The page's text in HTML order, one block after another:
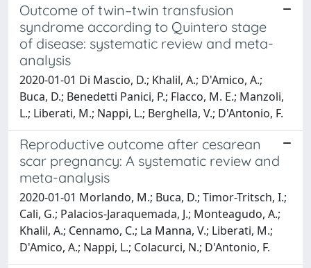
Outcome of twin–twin transfusion
syndrome according to Quintero stage
of disease: systematic review and meta-
analysis
2020-01-01 Di Mascio, D.; Khalil, A.; D'Amico, A.;
Buca, D.; Benedetti Panici, P.; Flacco, M. E.; Manzoli,
L.; Liberati, M.; Nappi, L.; Berghella, V.; D'Antonio, F.
Reproductive outcome after cesarean
scar pregnancy: A systematic review and
meta-analysis
2020-01-01 Morlando, M.; Buca, D.; Timor-Tritsch, I.;
Cali, G.; Palacios-Jaraquemada, J.; Monteagudo, A.;
Khalil, A.; Cennamo, C.; La Manna, V.; Liberati, M.;
D'Amico, A.; Nappi, L.; Colacurci, N.; D'Antonio, F.